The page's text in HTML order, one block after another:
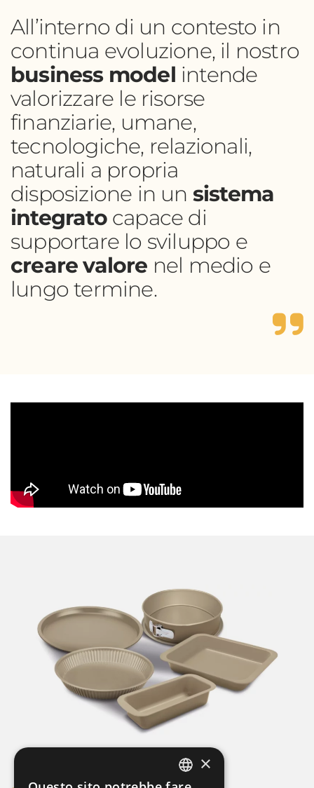
All’interno di un contesto in
continua evoluzione, il nostro
business model intende
valorizzare le risorse
finanziarie, umane,
tecnologiche, relazionali,
naturali a propria
disposizione in un sistema
integratocapace di
supportare lo sviluppo e
creare valore nel medio e
lungo termine.
×